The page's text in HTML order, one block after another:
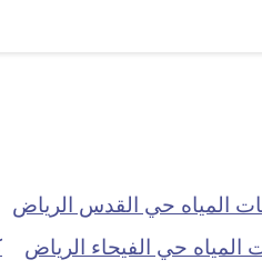
المياه حي القدس الرياض
حي الفيحاء الرياض